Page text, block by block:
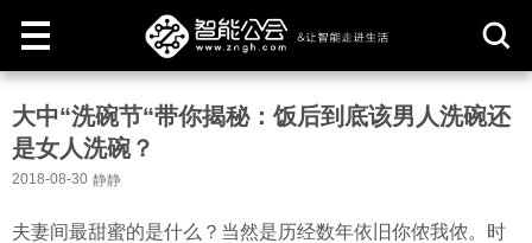
取
大中“洗碗节“带你揭秘：饭后到底该男人洗碗还
是女人洗碗？
2018-08-30 静静
夫妻间最甜蜜的是什么？当然是历经数年依旧你侬我侬。时